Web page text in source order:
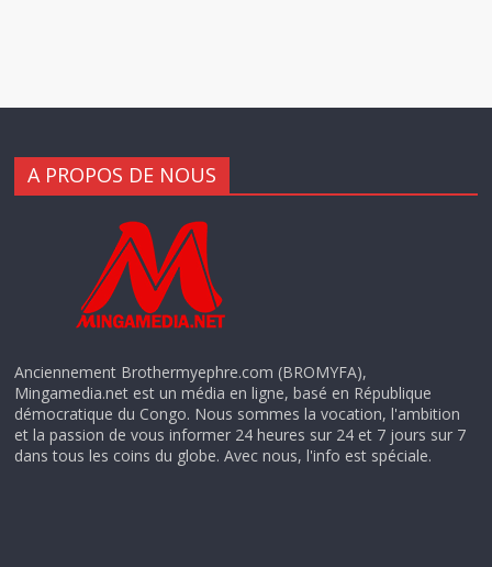
A PROPOS DE NOUS
Anciennement Brothermyephre.com (BROMYFA),
Mingamedia.net est un média en ligne, basé en République
démocratique du Congo. Nous sommes la vocation, l'ambition
et la passion de vous informer 24 heures sur 24 et 7 jours sur 7
dans tous les coins du globe. Avec nous, l'info est spéciale.